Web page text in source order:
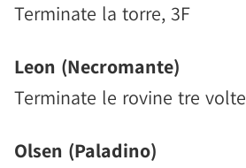
Terminate la torre, 3F
Leon (Necromante)
Terminate le rovine tre volte
Olsen (Paladino)